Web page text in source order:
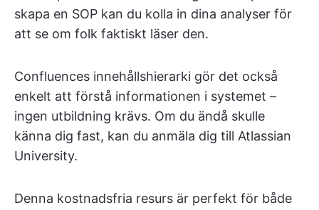
skapa en SOP kan du kolla in dina analyser för
att se om folk faktiskt läser den.
Confluences innehållshierarki gör det också
enkelt att förstå informationen i systemet –
ingen utbildning krävs. Om du ändå skulle
känna dig fast, kan du anmäla dig till Atlassian
University.
Denna kostnadsfria resurs är perfekt för både